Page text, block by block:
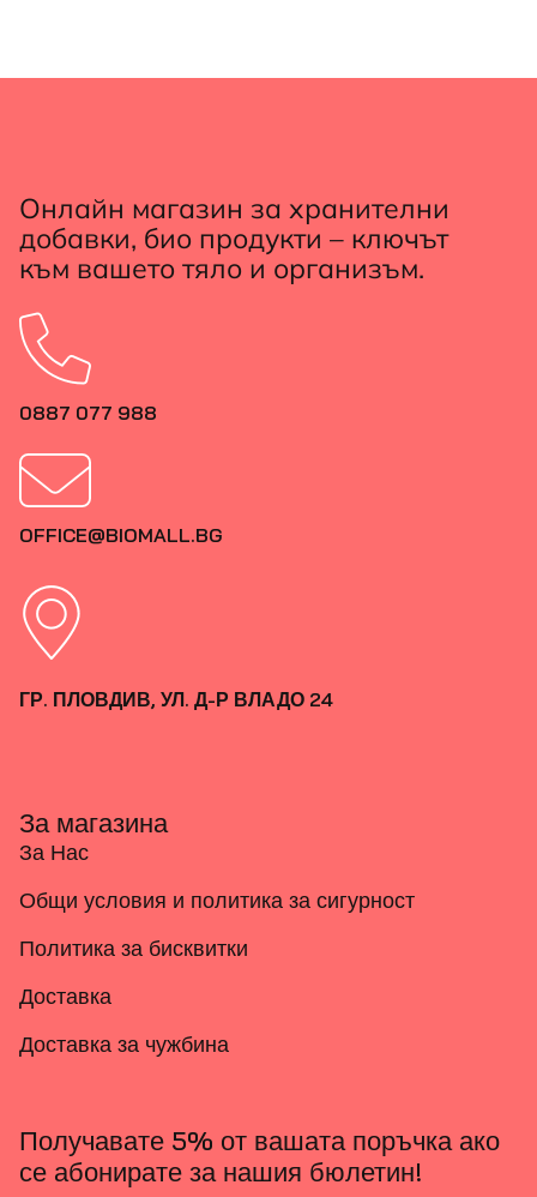
Онлайн магазин за хранителни
добавки, био продукти – ключът
към вашето тяло и организъм.
0887 077 988
OFFICE@BIOMALL.BG
ГР. ПЛОВДИВ, УЛ. Д-Р ВЛАДО 24
За магазина
За Нас
Общи условия и политика за сигурност
Политика за бисквитки
Доставка
Доставка за чужбина
Получавате 5% от вашата поръчка ако
се абонирате за нашия бюлетин!